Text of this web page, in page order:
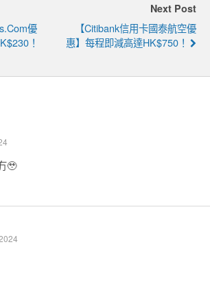
優
！
Next Post
【Citibank信用卡國泰航空優
惠】每程即減高達HK$750！
🥹